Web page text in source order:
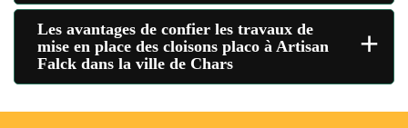
Les avantages de confier les travaux de
mise en place des cloisons placo à Artisan
Falck dans la ville de Chars
+